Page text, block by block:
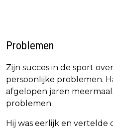
Problemen
Zijn succes in de sport
persoonlijke problemen.
afgelopen jaren
problemen.
Hij was eerlijk en vertelde